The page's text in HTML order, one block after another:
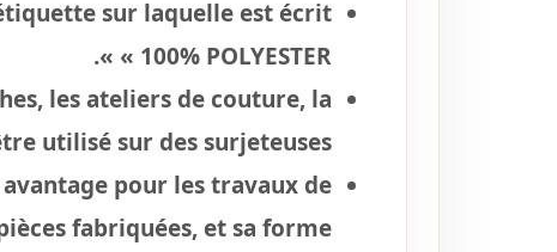
sur laquelle est écrit
« 100% POLYESTER ».
les ateliers de couture, la
utilisé sur des surjeteuses.
pour les travaux de
fabriquées, et sa forme